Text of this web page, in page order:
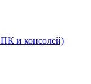
ПК и консолей)